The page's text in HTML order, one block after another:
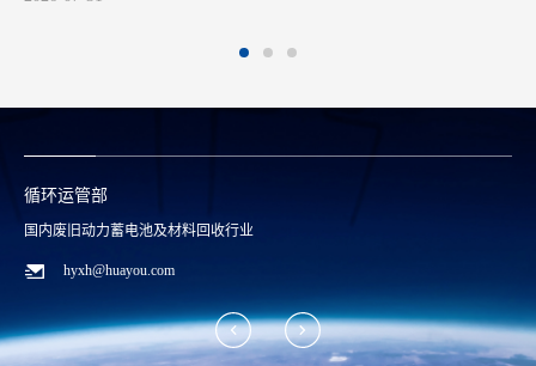
循环运管部
国内废旧动力蓄电池及材料回收行业
hyxh@huayou.com